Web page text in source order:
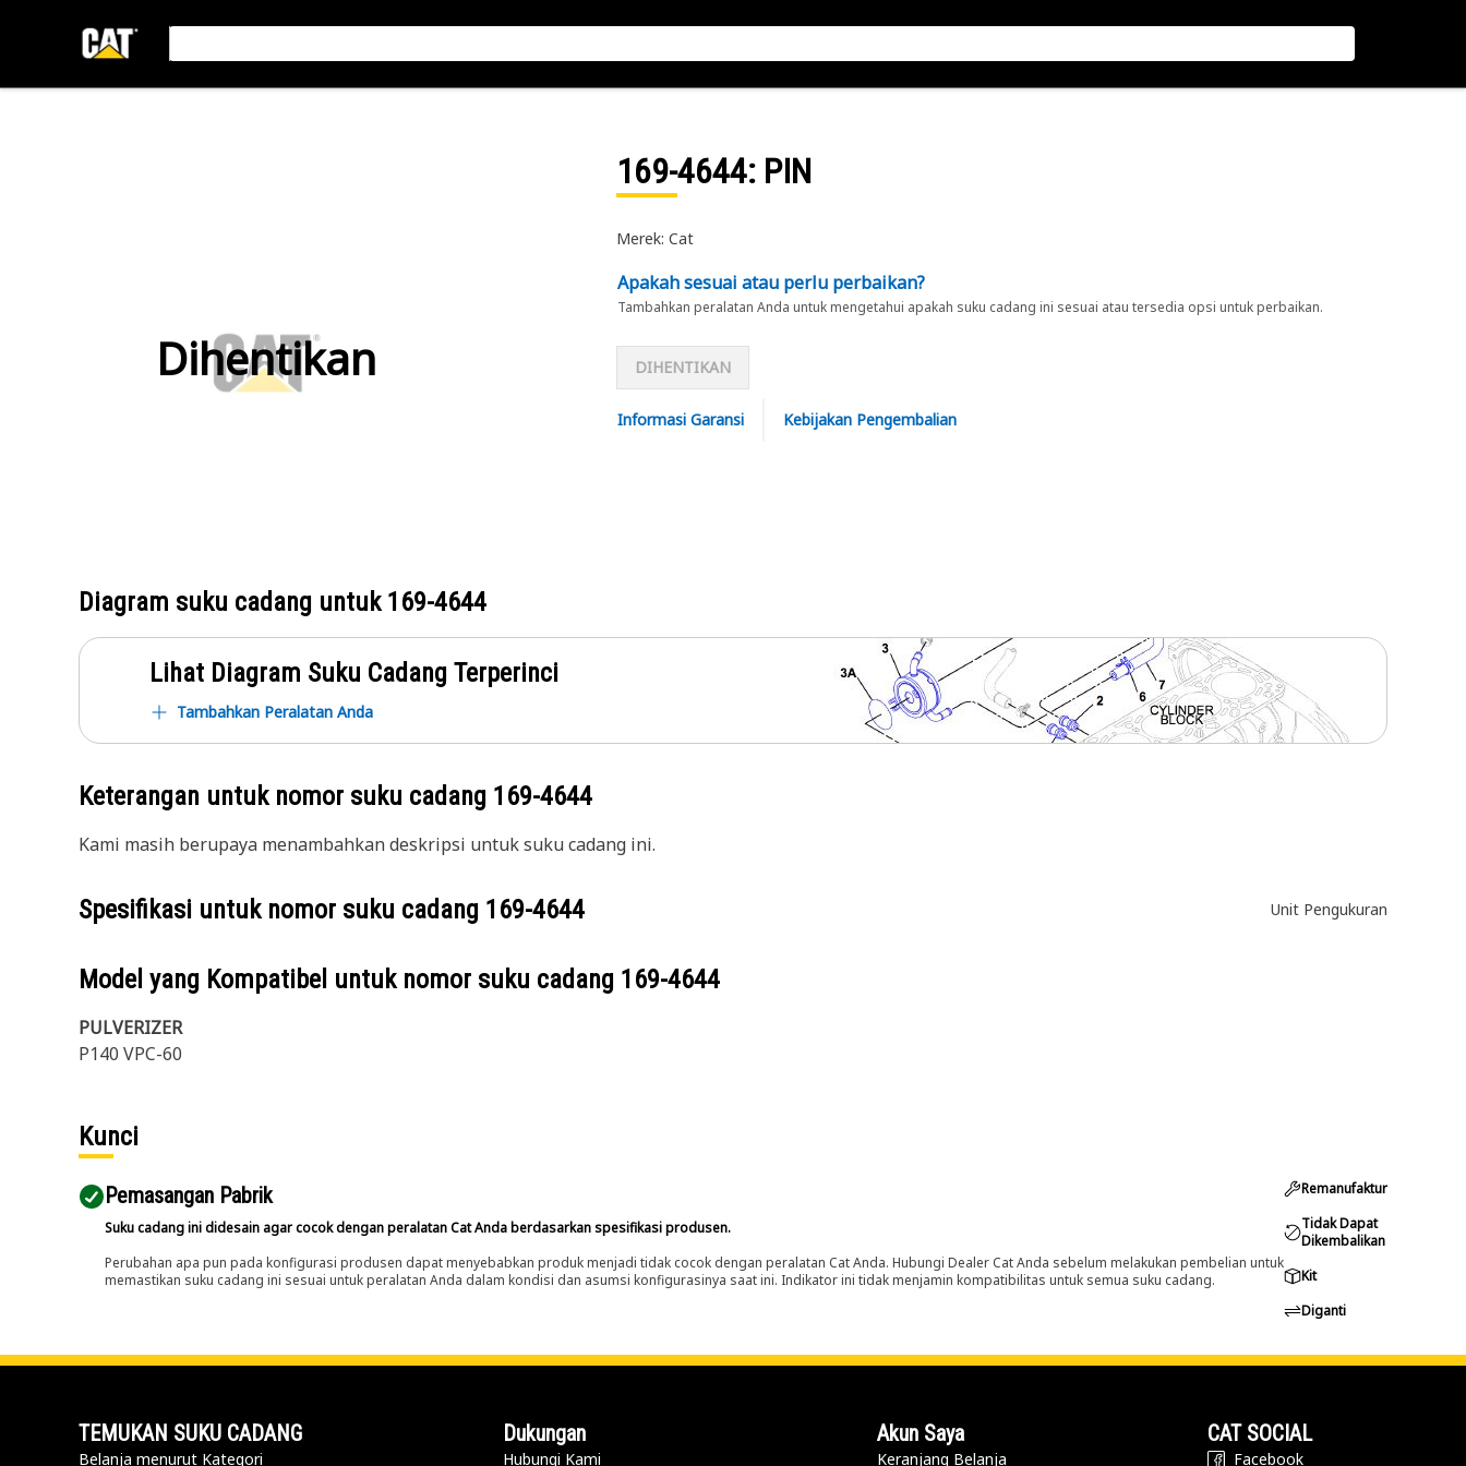
Dihentikan
169-4644: PIN
Merek: Cat
Apakah sesuai atau perlu perbaikan?
Tambahkan peralatan Anda untuk mengetahui apakah suku cadang ini sesuai atau tersedia opsi untuk perbaikan.
DIHENTIKAN
Informasi Garansi Kebijakan Pengembalian
Diagram suku cadang untuk169-4644
Lihat Diagram Suku Cadang Terperinci
Tambahkan Peralatan Anda
Keterangan untuk nomor suku cadang 169-4644
Kami masih berupaya menambahkan deskripsi untuk suku cadang ini.
Spesifikasi untuk nomor suku cadang 169-4644 Unit Pengukuran
Model yang Kompatibel untuk nomor suku cadang 169-4644
PULVERIZER
P140 VPC-60
Kunci
Pemasangan Pabrik
Suku cadang ini didesain agar cocok dengan peralatan Cat Anda berdasarkan spesifikasi produsen.
Perubahan apa pun pada konfigurasi produsen dapat menyebabkan produk menjadi tidak cocok dengan peralatan Cat Anda. Hubungi Dealer Cat Anda sebelum melakukan pembelian untuk
memastikan suku cadang ini sesuai untuk peralatan Anda dalam kondisi dan asumsi konfigurasinya saat ini. Indikator ini tidak menjamin kompatibilitas untuk semua suku cadang.
Remanufaktur
Tidak Dapat
Dikembalikan
Kit
Diganti
TEMUKAN SUKU CADANG
Belanja menurut Kategori
Dukungan
Hubungi Kami
Akun Saya
Keranjang Belanja
CAT SOCIAL
Facebook